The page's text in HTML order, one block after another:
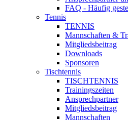
FAQ - Häufig
Tennis
TENNIS
Mannschaften &
Mitgliedsbeitrag
Downloads
Sponsoren
Tischtennis
TISCHTENNIS
Trainingszeiten
Ansprechpartner
Mitgliedsbeitrag
Mannschaften